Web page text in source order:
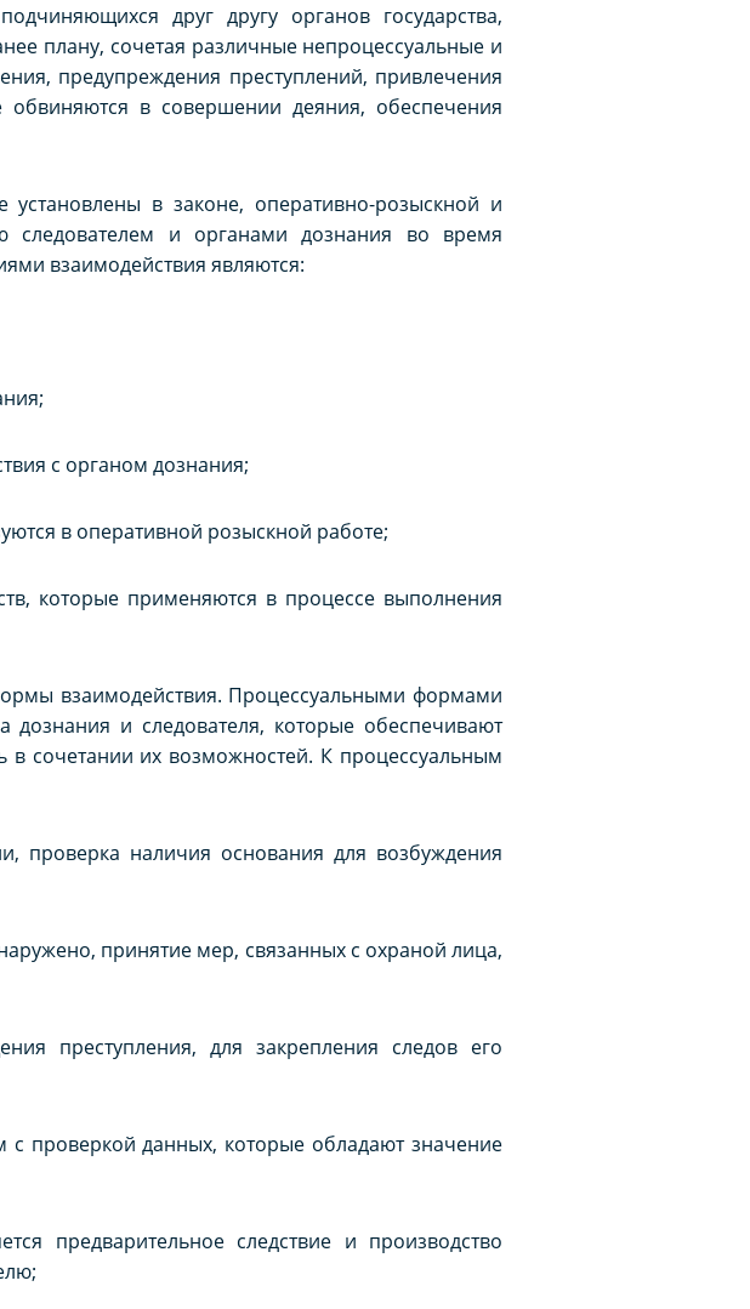
друг другу органов государства,
плану, сочетая различные непроцессуальные и
предупреждения преступлений, привлечения
обвиняются в совершении деяния, обеспечения
в законе, оперативно-розыскной и
следователем и органами дознания во время
взаимодействия являются:
с органом дознания;
в оперативной розыскной работе;
которые применяются в процессе выполнения
взаимодействия. Процессуальными формами
дознания и следователя, которые обеспечивают
в сочетании их возможностей. К процессуальным
проверка наличия основания для возбуждения
принятие мер, связанных с охраной лица,
преступления, для закрепления следов его
с проверкой данных, которые обладают значение
предварительное следствие и производство